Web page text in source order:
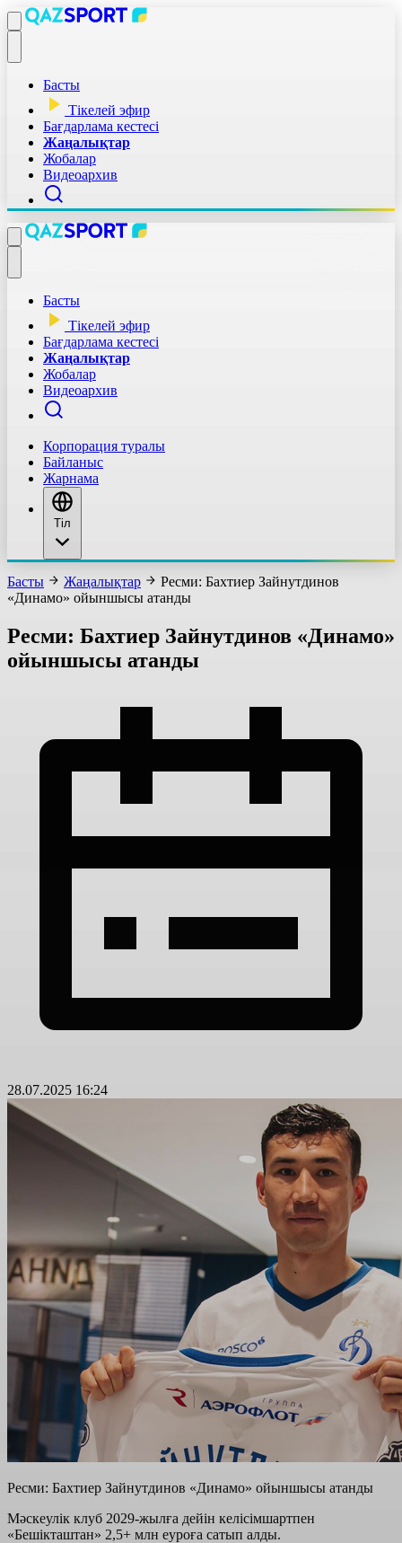
Басты
Тікелей эфир
Бағдарлама кестесі
Жаңалықтар
Жобалар
Видеоархив
Басты
Тікелей эфир
Бағдарлама кестесі
Жаңалықтар
Жобалар
Видеоархив
Корпорация туралы
Байланыс
Жарнама
Тіл
Басты Жаңалықтар
Ресми: Бахтиер Зайнутдинов
«Динамо» ойыншысы атанды
Ресми: Бахтиер Зайнутдинов «Динамо»
ойыншысы атанды
28.07.2025 16:24
Ресми: Бахтиер Зайнутдинов «Динамо» ойыншысы атанды
Мәскеулік клуб 2029-жылға дейін келісімшартпен
«Бешікташтан» 2,5+ млн еуроға сатып алды.